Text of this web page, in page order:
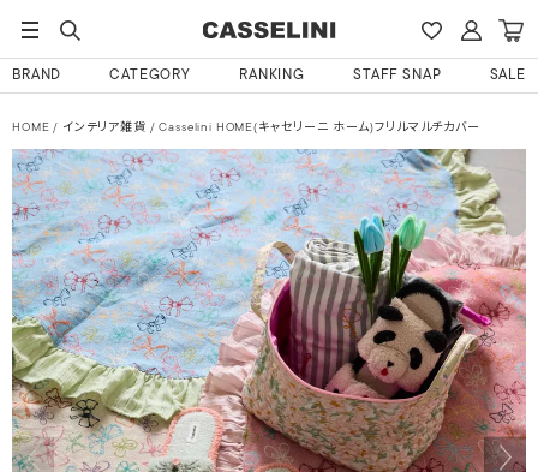
BRAND CATEGORY RANKING STAFF SNAP SALE
HOME インテリア雑貨 Casselini HOME(キャセリーニ ホーム)フリルマルチカバー